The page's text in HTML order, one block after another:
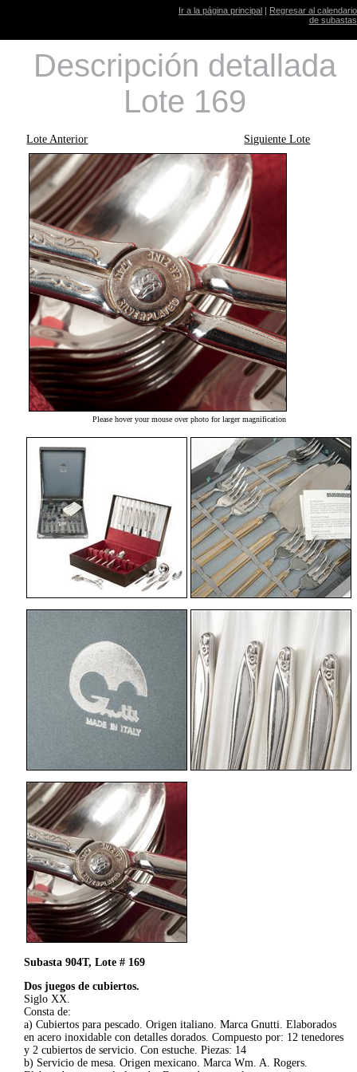
Ir a la página principal | Regresar al calendario
de subastas
Descripción detallada
Lote 169
Lote Anterior Siguiente Lote
Please hover your mouse over photo for larger magnification
Subasta 904T, Lote # 169
Dos juegos de cubiertos.
Siglo XX.
Consta de:
a) Cubiertos para pescado. Origen italiano. Marca Gnutti. Elaborados
en acero inoxidable con detalles dorados. Compuesto por: 12 tenedores
y 2 cubiertos de servicio. Con estuche. Piezas: 14
b) Servicio de mesa. Origen mexicano. Marca Wm. A. Rogers.